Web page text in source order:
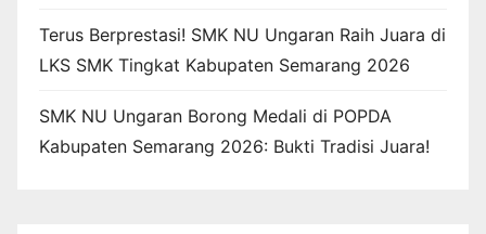
Terus Berprestasi! SMK NU Ungaran Raih Juara di
LKS SMK Tingkat Kabupaten Semarang 2026
SMK NU Ungaran Borong Medali di POPDA
Kabupaten Semarang 2026: Bukti Tradisi Juara!